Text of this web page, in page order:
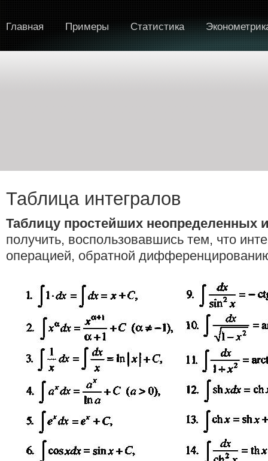
Главная Примеры Статистика
Таблица интегралов
Таблицу простейших неопределенных
получить, воспользовавшись тем, что
операцией, обратной